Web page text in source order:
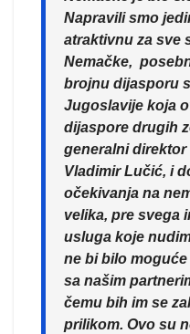
Napravili smo
atraktivnu za sve
Nemačke,
brojnu dijasporu
Jugoslavije koja
dijaspore drugih
generalni direktor
Vladimir Lučić, i
očekivanja na
velika, pre svega
usluga koje
ne bi bilo
sa našim
čemu bih im se
prilikom. Ovo su